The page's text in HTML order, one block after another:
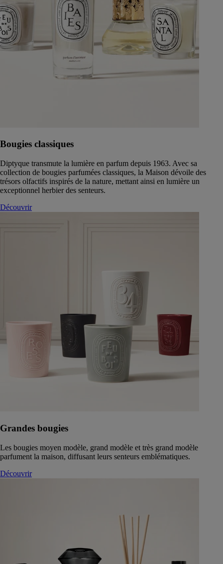
Bougies classiques
Diptyque transmute la lumière en parfum depuis 1963. Avec sa
collection de bougies parfumées classiques, la Maison dévoile des
trésors olfactifs inspirés de la nature, mettant ainsi en lumière un
exceptionnel herbier des senteurs.
Découvrir
Grandes bougies
Les bougies moyen modèle, grand modèle et très grand modèle
parfument la maison, diffusant leurs senteurs emblématiques.
Découvrir